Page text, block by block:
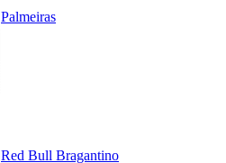
Palmeiras
Red Bull Bragantino